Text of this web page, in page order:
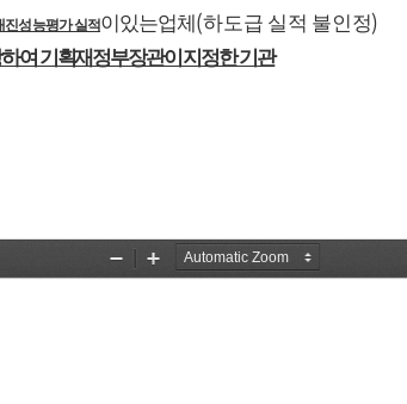
진성능평가 실적이 있는업체 (하도급 실적 불인정)
여 기획재정부장관이 지정한 기관